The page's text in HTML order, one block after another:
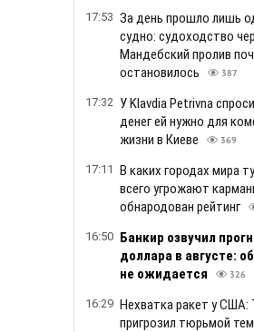
17:53 За день прошло лишь
судно: судоходство
Мандебский пролив
остановилось
387
17:32 У Klavdia Petrivna
денег ей нужно для
жизни в Киеве
369
17:11 В каких городах мира
всего угрожают
обнародован рейтинг
16:50 Банкир озвучил
доллара в августе:
не ожидается
326
16:29 Нехватка ракет у США:
пригрозил тюрьмой